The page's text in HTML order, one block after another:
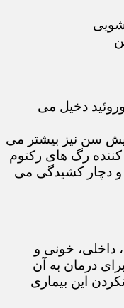
دخیل می
سن نیز بیشتر می
رگ های رکتوم
دچار کشیدگی می
داخلی، خونی و
درمان به آن
این بیماری